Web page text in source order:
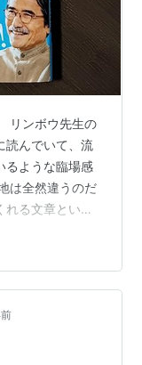
リンボウ先生の
読んでいて、流
るような臨場感
は全然違うのだ
る文章という
内容だった。
対的な自信があ
露しているよう
た。 それで
ページに書かれ